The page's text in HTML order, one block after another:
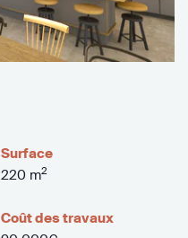
Surface
220 m2
Coût des travaux